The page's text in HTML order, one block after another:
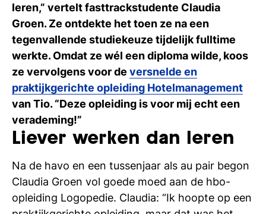
leren,” vertelt fasttrackstudente Claudia
Groen. Ze ontdekte het toen ze na een
tegenvallende studiekeuze tijdelijk fulltime
werkte. Omdat ze wél een diploma wilde, koos
ze vervolgens voor de versnelde en
praktijkgerichte opleiding Hotelmanagement
van Tio. “Deze opleiding is voor mij echt een
verademing!”
Liever werken dan leren
Na de havo en een tussenjaar als au pair begon
Claudia Groen vol goede moed aan de hbo-
opleiding Logopedie. Claudia: “Ik hoopte op een